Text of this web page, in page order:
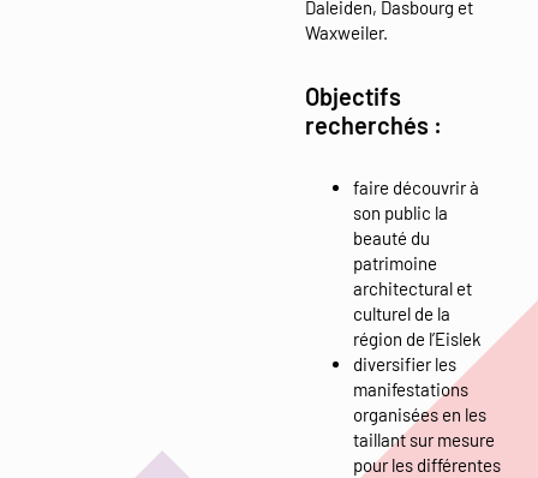
Daleiden, Dasbourg et
Waxweiler.
Objectifs
recherchés :
faire découvrir à
son public la
beauté du
patrimoine
architectural et
culturel de la
région de l’Eislek
diversifier les
manifestations
organisées en les
taillant sur mesure
pour les différentes